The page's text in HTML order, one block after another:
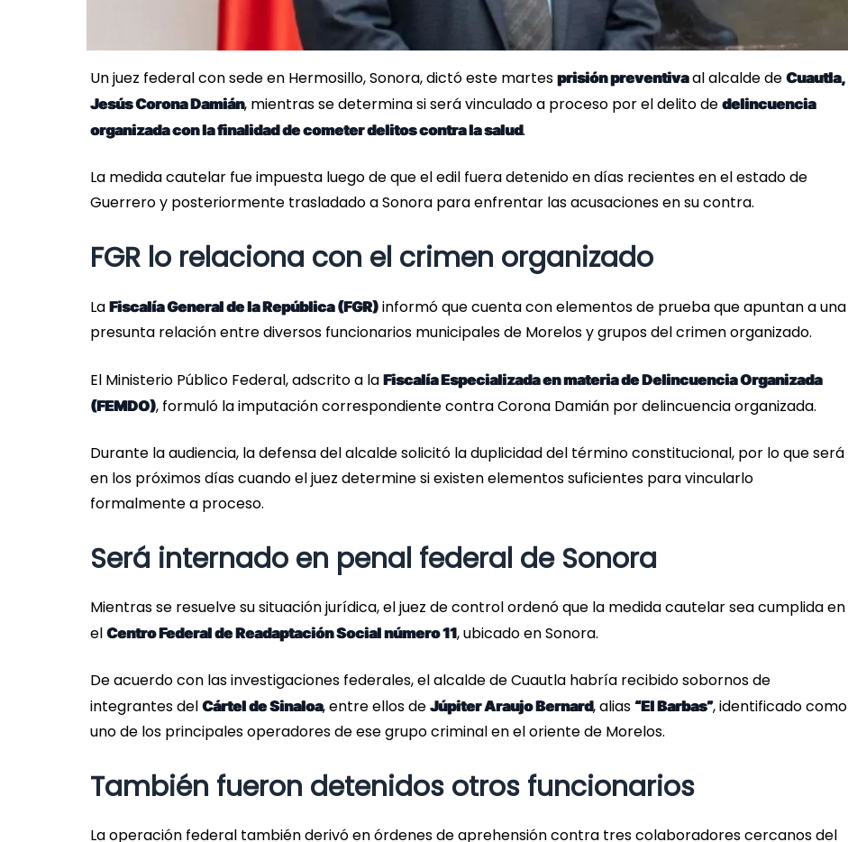
Un juez federal con sede en Hermosillo, Sonora, dictó este martes prisión preventivaal alcalde de Cuautla,
Jesús Corona Damián, mientras se determina si será vinculado a proceso por el delito de delincuencia
organizada con la finalidad de cometer delitos contra la salud.
La medida cautelar fue impuesta luego de que el edil fuera detenido en días recientes en el estado de
Guerrero y posteriormente trasladado a Sonora para enfrentar las acusaciones en su contra.
FGR lo relaciona con el crimen organizado
La Fiscalía General de la República (FGR) informó que cuenta con elementos de prueba que apuntan a una
presunta relación entre diversos funcionarios municipales de Morelos y grupos del crimen organizado.
El Ministerio Público Federal, adscrito a la Fiscalía Especializada en materia de Delincuencia Organizada
(FEMDO), formuló la imputación correspondiente contra Corona Damián por delincuencia organizada.
Durante la audiencia, la defensa del alcalde solicitó la duplicidad del término constitucional, por lo que será
en los próximos días cuando el juez determine si existen elementos suficientes para vincularlo
formalmente a proceso.
Será internado en penal federal de Sonora
Mientras se resuelve su situación jurídica, el juez de control ordenó que la medida cautelar sea cumplida en
el Centro Federal de Readaptación Social número 11, ubicado en Sonora.
De acuerdo con las investigaciones federales, el alcalde de Cuautla habría recibido sobornos de
integrantes del Cártel de Sinaloa, entre ellos de Júpiter Araujo Bernard, alias “El Barbas”, identificado como
uno de los principales operadores de ese grupo criminal en el oriente de Morelos.
También fueron detenidos otros funcionarios
La operación federal también derivó en órdenes de aprehensión contra tres colaboradores cercanos del